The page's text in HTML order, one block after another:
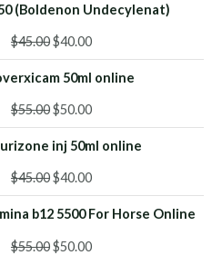
(Boldenon Undecylenat)
$45.00Original
price
was:
$40.00Current
price
is:
50ml online
$55.00Original
price
was:
$50.00Current
price
is:
inj 50ml online
$45.00Original
price
was:
$40.00Current
price
is:
b12 5500 For Horse Online
$55.00Original
$50.00Current